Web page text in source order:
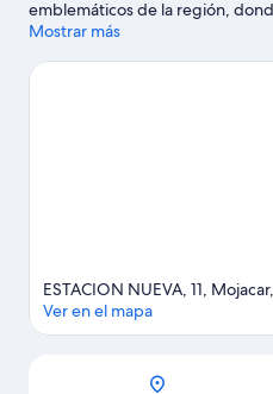
emblemáticos de la región,
atractivos turísticos como
Mostrar más
ESTACION NUEVA, 11,
Ver en el mapa